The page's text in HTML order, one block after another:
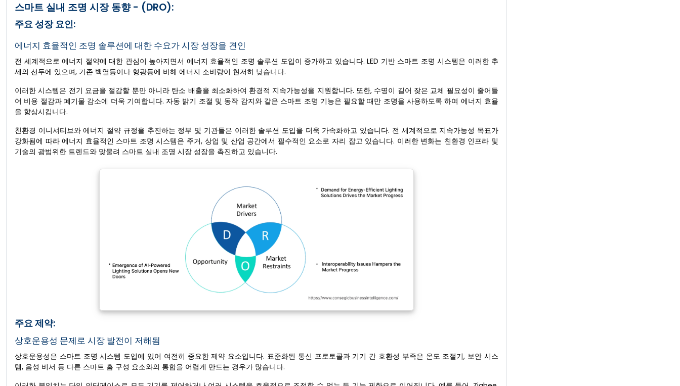
스마트 실내 조명 시장 동향 - (DRO):
주요 성장 요인:
에너지 효율적인 조명 솔루션에 대한 수요가 시장 성장을 견인
전 세계적으로 에너지 절약에 대한 관심이 높아지면서 에너지 효율적인 조명 솔루션 도입이 증가하고 있습니다. LED 기반 스마트 조명 시스템은 이러한 추
세의 선두에 있으며, 기존 백열등이나 형광등에 비해 에너지 소비량이 현저히 낮습니다.
이러한 시스템은 전기 요금을 절감할 뿐만 아니라 탄소 배출을 최소화하여 환경적 지속가능성을 지원합니다. 또한, 수명이 길어 잦은 교체 필요성이 줄어들
어 비용 절감과 폐기물 감소에 더욱 기여합니다. 자동 밝기 조절 및 동작 감지와 같은 스마트 조명 기능은 필요할 때만 조명을 사용하도록 하여 에너지 효율
을 향상시킵니다.
친환경 이니셔티브와 에너지 절약 규정을 추진하는 정부 및 기관들은 이러한 솔루션 도입을 더욱 가속화하고 있습니다. 전 세계적으로 지속가능성 목표가
강화됨에 따라 에너지 효율적인 스마트 조명 시스템은 주거, 상업 및 산업 공간에서 필수적인 요소로 자리 잡고 있습니다. 이러한 변화는 친환경 인프라 및
기술의 광범위한 트렌드와 맞물려 스마트 실내 조명 시장 성장을 촉진하고 있습니다.
주요 제약:
상호운용성 문제로 시장 발전이 저해됨
상호운용성은 스마트 조명 시스템 도입에 있어 여전히 중요한 제약 요소입니다. 표준화된 통신 프로토콜과 기기 간 호환성 부족은 온도 조절기, 보안 시스
템, 음성 비서 등 다른 스마트 홈 구성 요소와의 통합을 어렵게 만드는 경우가 많습니다.